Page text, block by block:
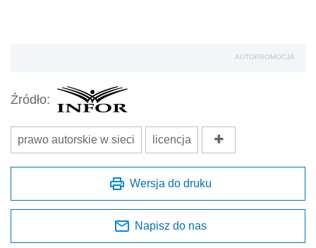
AUTOPROMOCJA
Źródło:
prawo autorskie w sieci licencja
Wersja do druku
Napisz do nas